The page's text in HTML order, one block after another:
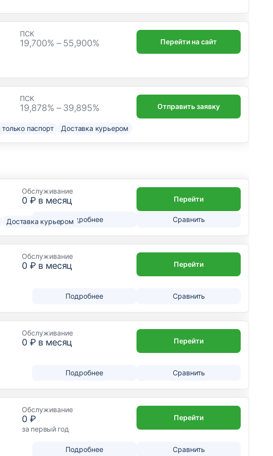
ПСК
19,700% – 55,900% Перейти на сайт
ПСК
19,878% – 39,895%
паспорт Доставка курьером
Отправить заявку
Обслуживание
0 ₽ в месяц
Доставка курьеромПодробнее Сравнить
Перейти
Обслуживание
0 ₽ в месяц
Подробнее Сравнить
Перейти
Обслуживание
0 ₽ в месяц
Подробнее Сравнить
Перейти
Обслуживание
0 ₽
за первый год
Подробнее Сравнить
Перейти